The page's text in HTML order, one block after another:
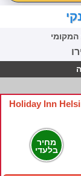
Holiday Inn
מחיר
בלעדי